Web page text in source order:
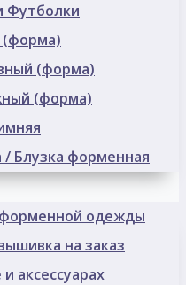
Футболки
(форма)
(форма)
Блузка форменная
одежды
на заказ
аксессуарах